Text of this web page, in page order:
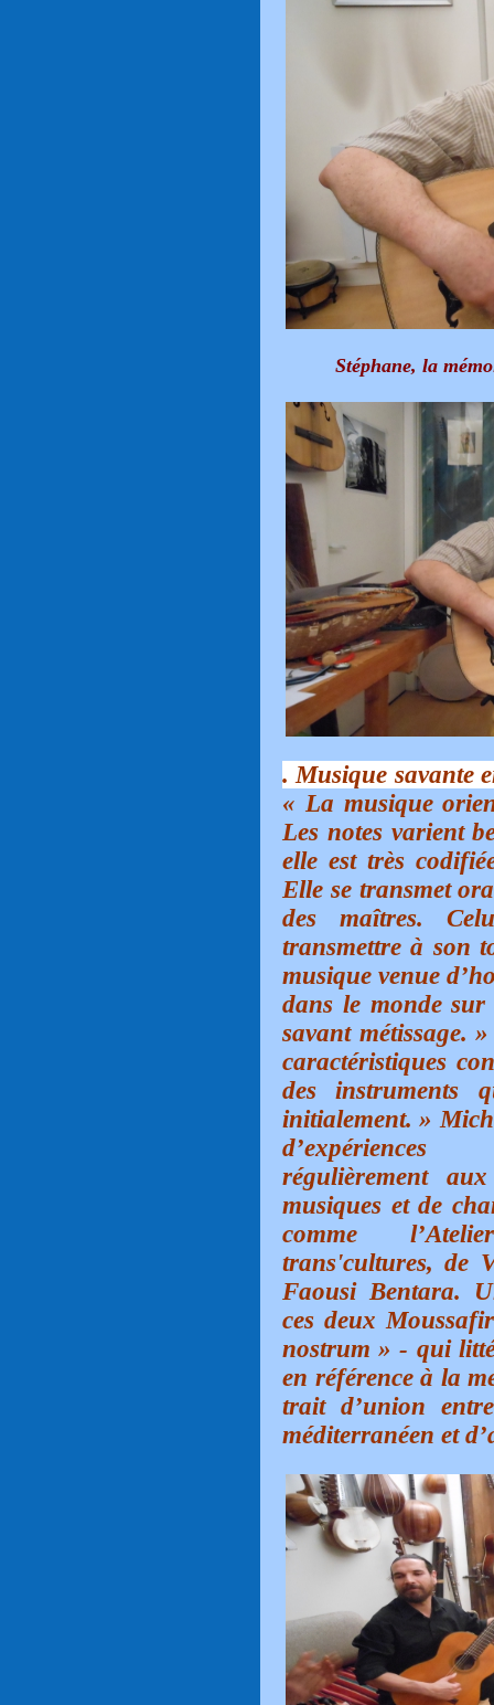
Stéphane, la
. Musique savante
« La musique
Les notes varient
elle est très
Elle se transmet
des maîtres.
transmettre à son
musique venue
dans le monde
savant métissage.
caractéristiques
des instruments
initialement. »
régulièrement
musiques et de
comme
trans'cultures, de
Faousi Bentara.
ces deux
nostrum » - qui
en référence à la
trait d’union
méditerranéen et